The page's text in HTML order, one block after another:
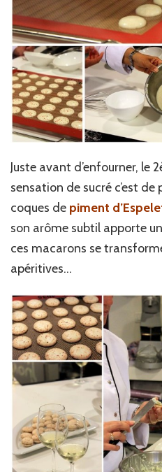
Juste avant d’enfourner, le
sensation de sucré c’est
coques de piment
son arôme subtil apporte
ces macarons se
apéritives…